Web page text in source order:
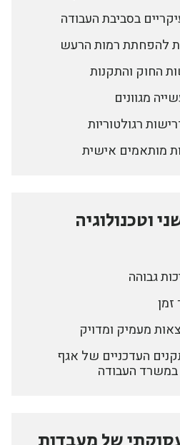
בסביבת העבודה
להפחתת רמות הרעש
החוק והתקנות
מגוונים
רגולטוריות
מותאמים אישית
וטכנולוגיה
גבוהה
זמן
מעמיק ומדויק
העדכניים של אגף
במשרד העבודה